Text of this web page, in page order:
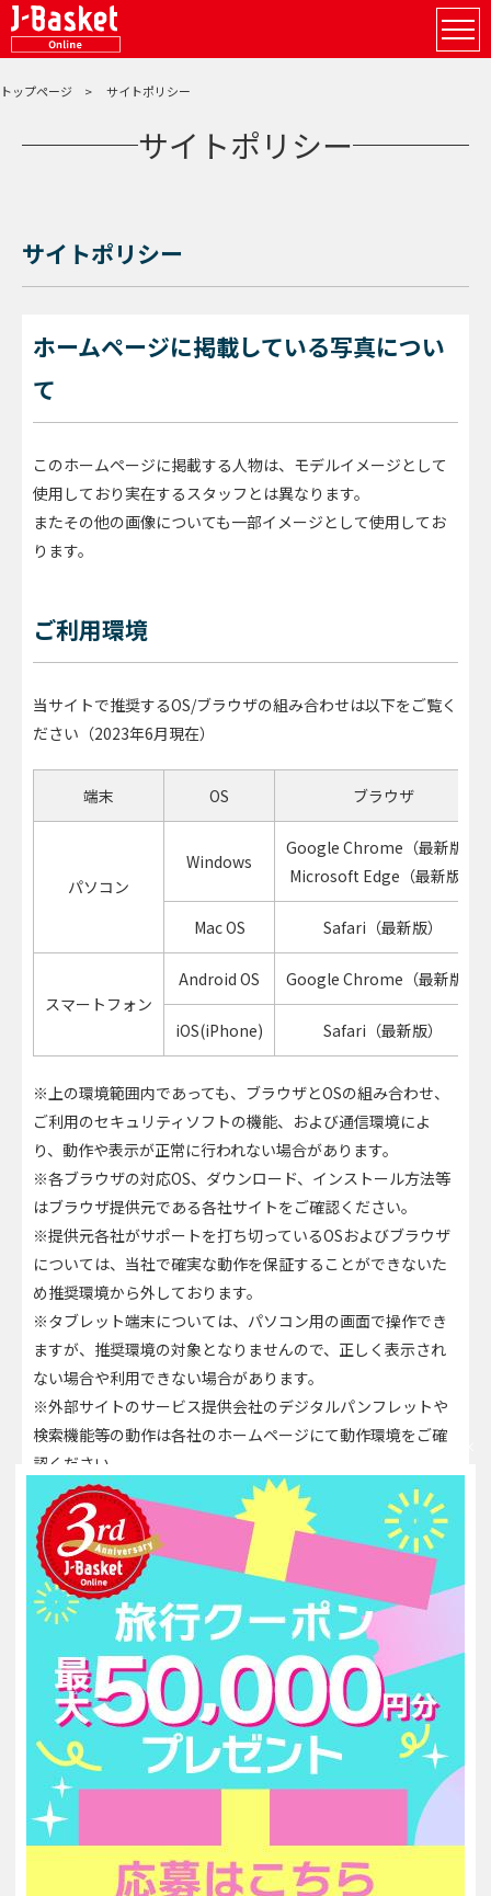
トップページ サイトポリシー
サイトポリシー
サイトポリシー
ホームページに掲載している写真につい
て
このホームページに掲載する人物は、モデルイメージとして
使用しており実在するスタッフとは異なります。
またその他の画像についても一部イメージとして使用してお
ります。
ご利用環境
当サイトで推奨するOS/ブラウザの組み合わせは以下をご覧く
ださい（2023年6月現在）
端末 OS ブラウザ
パソコン
Windows
Google Chrome（最新版）
Microsoft Edge（最新版）
Mac OS Safari（最新版）
スマートフォン
Android OS Google Chrome（最新版）
iOS(iPhone) Safari（最新版）
※上の環境範囲内であっても、ブラウザとOSの組み合わせ、
ご利用のセキュリティソフトの機能、および通信環境によ
り、動作や表示が正常に行われない場合があります。
※各ブラウザの対応OS、ダウンロード、インストール方法等
はブラウザ提供元である各社サイトをご確認ください。
※提供元各社がサポートを打ち切っているOSおよびブラウザ
については、当社で確実な動作を保証することができないた
め推奨環境から外しております。
※タブレット端末については、パソコン用の画面で操作でき
ますが、推奨環境の対象となりませんので、正しく表示され
ない場合や利用できない場合があります。
※外部サイトのサービス提供会社のデジタルパンフレットや
検索機能等の動作は各社のホームページにて動作環境をご確
認ください。
推奨環境以外のOS/ブラウザをご利用の方
上記以外の環境でご利用いただいた場合、正常な動作や、表
示の保証はいたしかねます。ブラウザのバージョンアップに
ついての情報は各メーカーのサイトでご確認ください。
印刷について
ブラウザ/OSの特性上、印刷結果が実際の画面表示と異なる場
合があります。あらかじめご了承ください。
ブラウザの設定
閉じる